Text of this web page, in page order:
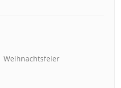
Weihnachtsfeier